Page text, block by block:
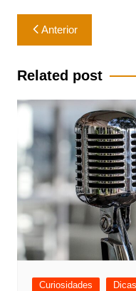
Navegação
de
Post
Anterior
Related post
Curiosidades